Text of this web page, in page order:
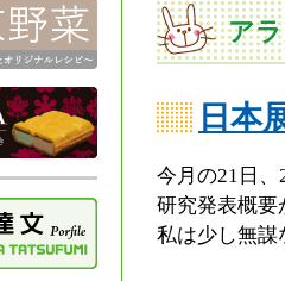
ア
日本
今月の21日
研究発表概要
私は少し無謀